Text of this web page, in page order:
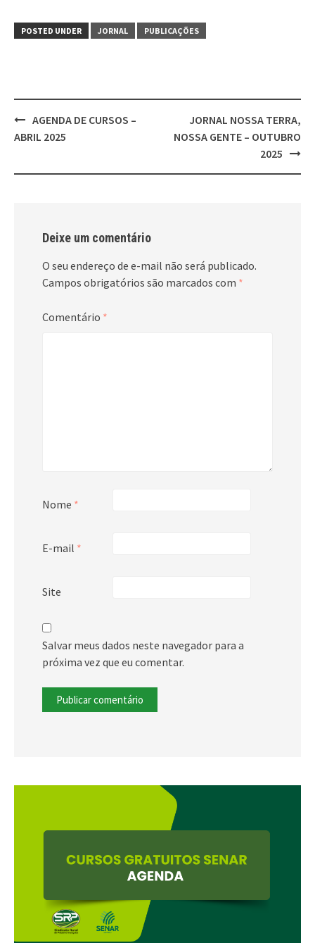
POSTED UNDER JORNAL PUBLICAÇÕES
Post
navigation
AGENDA DE CURSOS –
ABRIL 2025
JORNAL NOSSA TERRA,
NOSSA GENTE – OUTUBRO
2025
Deixe um comentário
O seu endereço de e-mail não será publicado.
Campos obrigatórios são marcados com *
Comentário *
Nome *
E-mail *
Site
Salvar meus dados neste navegador para a
próxima vez que eu comentar.